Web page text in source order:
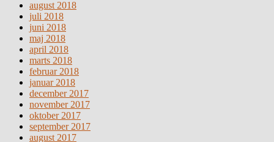
august 2018
juli 2018
juni 2018
maj 2018
april 2018
marts 2018
februar 2018
januar 2018
december 2017
november 2017
oktober 2017
september 2017
august 2017